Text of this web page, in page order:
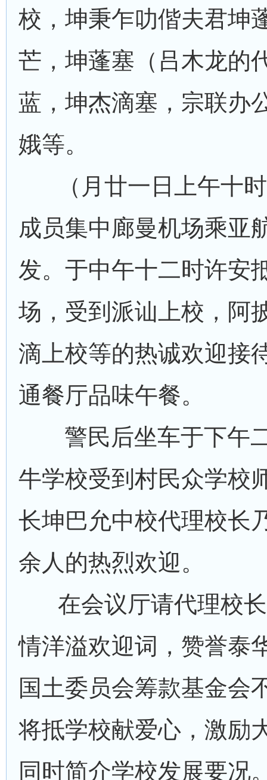
校，坤秉乍叻偕夫君坤
芒，坤蓬塞（吕木龙的
蓝，坤杰滴塞，宗联办
娥等。
（月廿一日上午十
成员集中廊曼机场乘亚
发。于中午十二时许安
场，受到派讪上校，阿
滴上校等的热诚欢迎接
通餐厅品味午餐。
警民后坐车于下午
牛学校受到村民众学校
长坤巴允中校代理校长
余人的热烈欢迎。
在会议厅请代理校
情洋溢欢迎词，赞誉泰
国土委员会筹款基金会
将抵学校献爱心，激励
同时简介学校发展要况